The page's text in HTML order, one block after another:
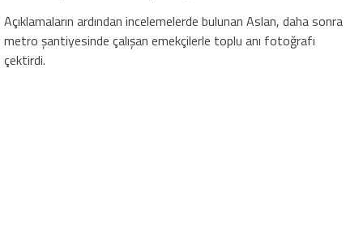
Açıklamaların ardından incelemelerde bulunan Aslan, daha sonra
metro şantiyesinde çalışan emekçilerle toplu anı fotoğrafı
çektirdi.